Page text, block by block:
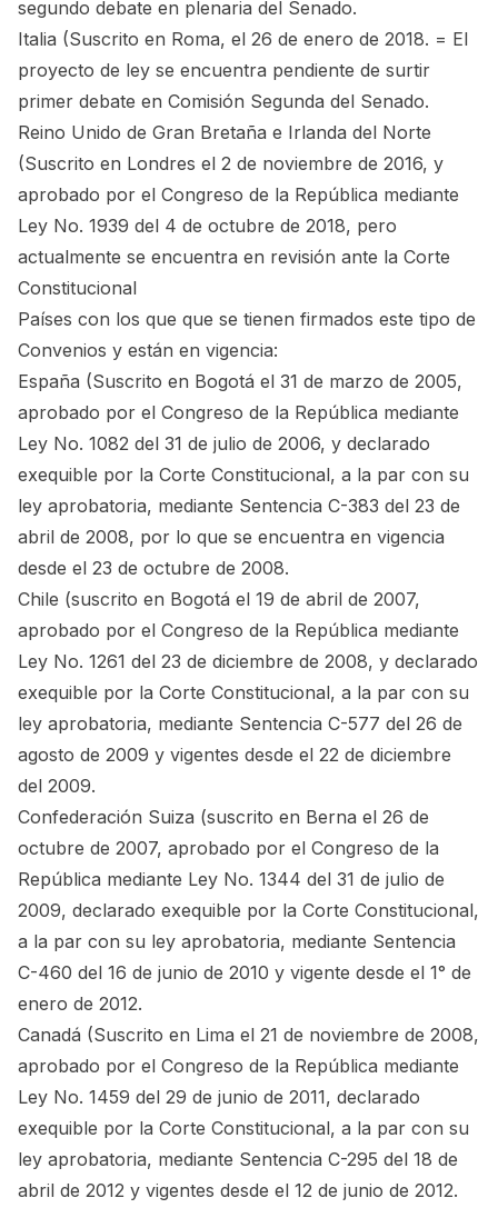
segundo debate en plenaria del Senado.
Italia (Suscrito en Roma, el 26 de enero de 2018. = El
proyecto de ley se encuentra pendiente de surtir
primer debate en Comisión Segunda del Senado.
Reino Unido de Gran Bretaña e Irlanda del Norte
(Suscrito en Londres el 2 de noviembre de 2016, y
aprobado por el Congreso de la República mediante
Ley No. 1939 del 4 de octubre de 2018, pero
actualmente se encuentra en revisión ante la Corte
Constitucional
Países con los que que se tienen firmados este tipo de
Convenios y están en vigencia:
España (Suscrito en Bogotá el 31 de marzo de 2005,
aprobado por el Congreso de la República mediante
Ley No. 1082 del 31 de julio de 2006, y declarado
exequible por la Corte Constitucional, a la par con su
ley aprobatoria, mediante Sentencia C-383 del 23 de
abril de 2008, por lo que se encuentra en vigencia
desde el 23 de octubre de 2008.
Chile (suscrito en Bogotá el 19 de abril de 2007,
aprobado por el Congreso de la República mediante
Ley No. 1261 del 23 de diciembre de 2008, y declarado
exequible por la Corte Constitucional, a la par con su
ley aprobatoria, mediante Sentencia C-577 del 26 de
agosto de 2009 y vigentes desde el 22 de diciembre
del 2009.
Confederación Suiza (suscrito en Berna el 26 de
octubre de 2007, aprobado por el Congreso de la
República mediante Ley No. 1344 del 31 de julio de
2009, declarado exequible por la Corte Constitucional,
a la par con su ley aprobatoria, mediante Sentencia
C-460 del 16 de junio de 2010 y vigente desde el 1° de
enero de 2012.
Canadá (Suscrito en Lima el 21 de noviembre de 2008,
aprobado por el Congreso de la República mediante
Ley No. 1459 del 29 de junio de 2011, declarado
exequible por la Corte Constitucional, a la par con su
ley aprobatoria, mediante Sentencia C-295 del 18 de
abril de 2012 y vigentes desde el 12 de junio de 2012.